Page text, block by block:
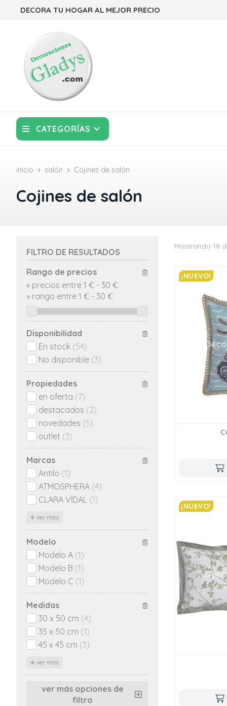
DECORA TU HOGAR AL MEJOR PRECIO
CATEGORÍAS
inicio salón Cojines de salón
Cojines de salón
Mostrando 18
¡NUEVO!
¡NUEVO!
FILTRO DE RESULTADOS
Rango de precios
» precios entre 1 € - 30 €
» rango entre 1 € - 30 €
Disponibilidad
En stock (54)
No disponible (3)
Propiedades
en oferta (7)
destacados (2)
novedades (5)
outlet (3)
Marcas
Antilo (1)
ATMOSPHERA (4)
CLARA VIDAL (1)
ver más
Modelo
Modelo A (1)
Modelo B (1)
Modelo C (1)
Medidas
30 x 50 cm (4)
35 x 50 cm (1)
45 x 45 cm (3)
ver más
ver más opciones de
filtro